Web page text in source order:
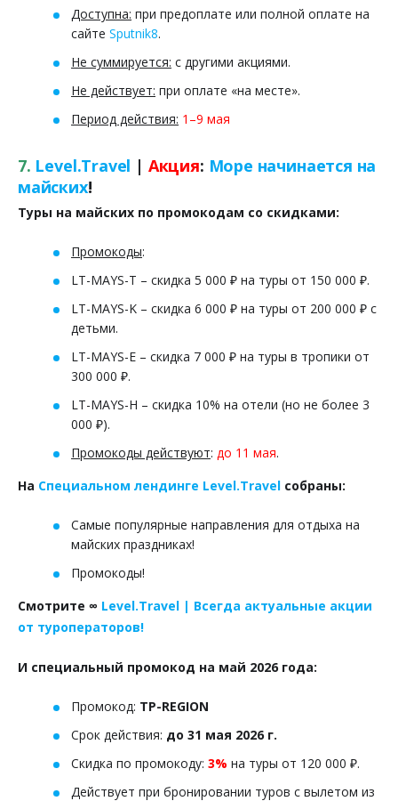
Доступна: при предоплате или полной оплате на
сайте Sputnik8.
Не суммируется: с другими акциями.
Не действует: при оплате «на месте».
Период действия: 1–9 мая
7. Level.Travel | Акция: Море начинается на
майских!
Туры на майских по промокодам со скидками:
Промокоды:
LT-MAYS-T – скидка 5 000 ₽ на туры от 150 000 ₽.
LT-MAYS-K – скидка 6 000 ₽ на туры от 200 000 ₽ с
детьми.
LT-MAYS-E – скидка 7 000 ₽ на туры в тропики от
300 000 ₽.
LT-MAYS-H – скидка 10% на отели (но не более 3
000 ₽).
Промокоды действуют: до 11 мая.
На Специальном лендинге Level.Travel собраны:
Самые популярные направления для отдыха на
майских праздниках!
Промокоды!
Смотрите ∞ Level.Travel | Всегда актуальные акции
от туроператоров!
И специальный промокод на май 2026 года:
Промокод: TP-REGION
Срок действия: до 31 мая 2026 г.
Скидка по промокоду: 3% на туры от 120 000 ₽.
Действует при бронировании туров с вылетом из